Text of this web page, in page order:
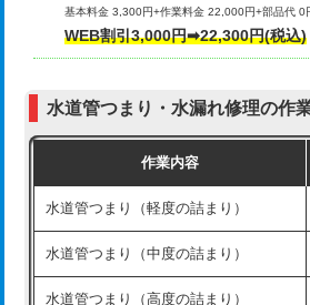
コンクリート斫り（厚さ10㎝まで）
モルタル補修（厚さ10㎝超え）
洗面台設置
化粧台設置
交換・取付（タンク）
式）)
式・ワンホール）)
交換・取付(排水栓・排水トラップ
基本料金 3,300円+作業料金 22,000円+部品代 0
WEB割引3,000円➡22,300円(税込)
水道管つまり・水漏れ修理の作
作業内容
水道管つまり（軽度の詰まり）
水道管つまり（中度の詰まり）
水道管つまり（高度の詰まり）